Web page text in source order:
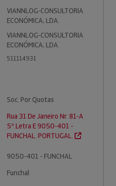
VIANNLOG-CONSULTORIA
ECONÓMICA, LDA.
VIANNLOG-CONSULTORIA
ECONÓMICA, LDA.
511114931
Soc. Por Quotas
Rua 31 De Janeiro Nr. 81-A
5º.Letra E 9050-401 -
FUNCHAL. PORTUGAL.
9050-401 - FUNCHAL
Funchal